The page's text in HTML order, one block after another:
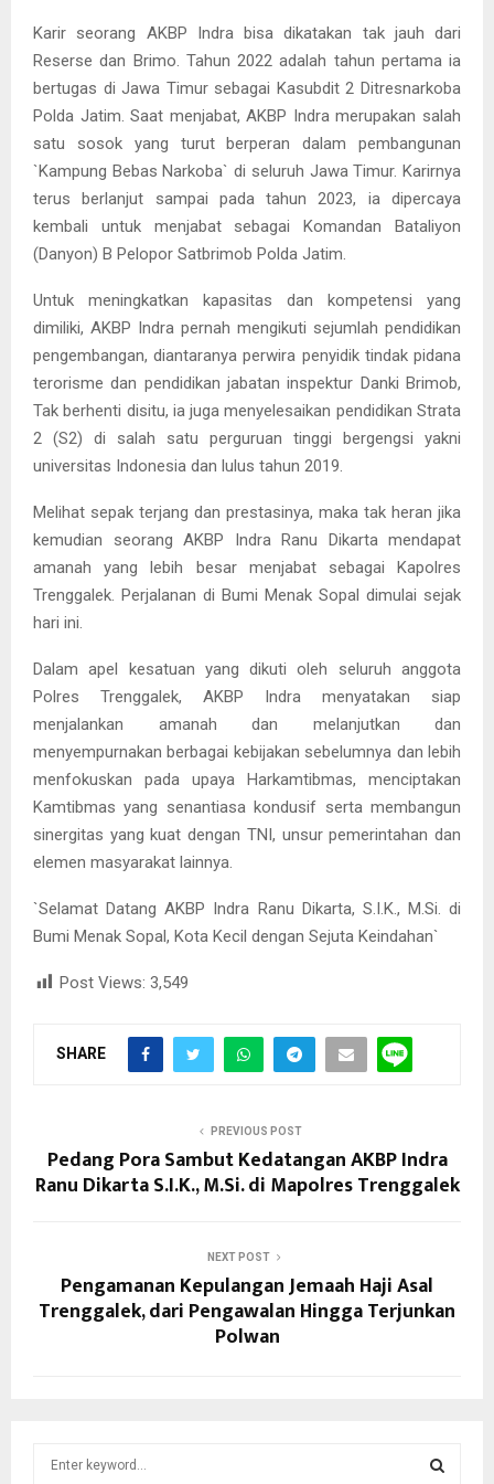
Karir seorang AKBP Indra bisa dikatakan tak jauh dari
Reserse dan Brimo. Tahun 2022 adalah tahun pertama ia
bertugas di Jawa Timur sebagai Kasubdit 2 Ditresnarkoba
Polda Jatim. Saat menjabat, AKBP Indra merupakan salah
satu sosok yang turut berperan dalam pembangunan
`Kampung Bebas Narkoba` di seluruh Jawa Timur. Karirnya
terus berlanjut sampai pada tahun 2023, ia dipercaya
kembali untuk menjabat sebagai Komandan Bataliyon
(Danyon) B Pelopor Satbrimob Polda Jatim.
Untuk meningkatkan kapasitas dan kompetensi yang
dimiliki, AKBP Indra pernah mengikuti sejumlah pendidikan
pengembangan, diantaranya perwira penyidik tindak pidana
terorisme dan pendidikan jabatan inspektur Danki Brimob,
Tak berhenti disitu, ia juga menyelesaikan pendidikan Strata
2 (S2) di salah satu perguruan tinggi bergengsi yakni
universitas Indonesia dan lulus tahun 2019.
Melihat sepak terjang dan prestasinya, maka tak heran jika
kemudian seorang AKBP Indra Ranu Dikarta mendapat
amanah yang lebih besar menjabat sebagai Kapolres
Trenggalek. Perjalanan di Bumi Menak Sopal dimulai sejak
hari ini.
Dalam apel kesatuan yang dikuti oleh seluruh anggota
Polres Trenggalek, AKBP Indra menyatakan siap
menjalankan amanah dan melanjutkan dan
menyempurnakan berbagai kebijakan sebelumnya dan lebih
menfokuskan pada upaya Harkamtibmas, menciptakan
Kamtibmas yang senantiasa kondusif serta membangun
sinergitas yang kuat dengan TNI, unsur pemerintahan dan
elemen masyarakat lainnya.
`Selamat Datang AKBP Indra Ranu Dikarta, S.I.K., M.Si. di
Bumi Menak Sopal, Kota Kecil dengan Sejuta Keindahan`
Post Views: 3,549
SHARE
PREVIOUS POST
Pedang Pora Sambut Kedatangan AKBP Indra
Ranu Dikarta S.I.K., M.Si. di Mapolres Trenggalek
NEXT POST
Pengamanan Kepulangan Jemaah Haji Asal
Trenggalek, dari Pengawalan Hingga Terjunkan
Polwan